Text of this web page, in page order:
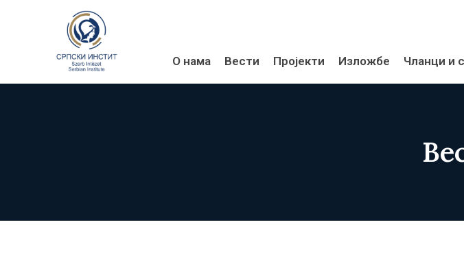
О нама Вести Пројекти Изложбе Чланци и